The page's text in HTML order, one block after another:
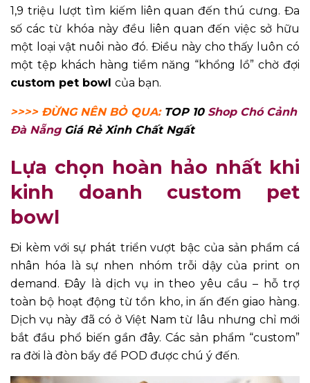
1,9 triệu lượt tìm kiếm liên quan đến thú cưng. Đa
số các từ khóa này đều liên quan đến việc sở hữu
một loại vật nuôi nào đó. Điều này cho thấy luôn có
một tệp khách hàng tiềm năng “khổng lồ” chờ đợi
custom pet bowl của bạn.
>>>> ĐỪNG NÊN BỎ QUA: TOP 10 Shop Chó Cảnh
Đà Nẵng Giá Rẻ Xinh Chất Ngất
Lựa chọn hoàn hảo nhất khi
kinh doanh custom pet
bowl
Đi kèm với sự phát triển vượt bậc của sản phẩm cá
nhân hóa là sự nhen nhóm trỗi dậy của print on
demand. Đây là dịch vụ in theo yêu cầu – hỗ trợ
toàn bộ hoạt động từ tồn kho, in ấn đến giao hàng.
Dịch vụ này đã có ở Việt Nam từ lâu nhưng chỉ mới
bắt đầu phổ biến gần đây. Các sản phẩm “custom”
ra đời là đòn bẩy để POD được chú ý đến.